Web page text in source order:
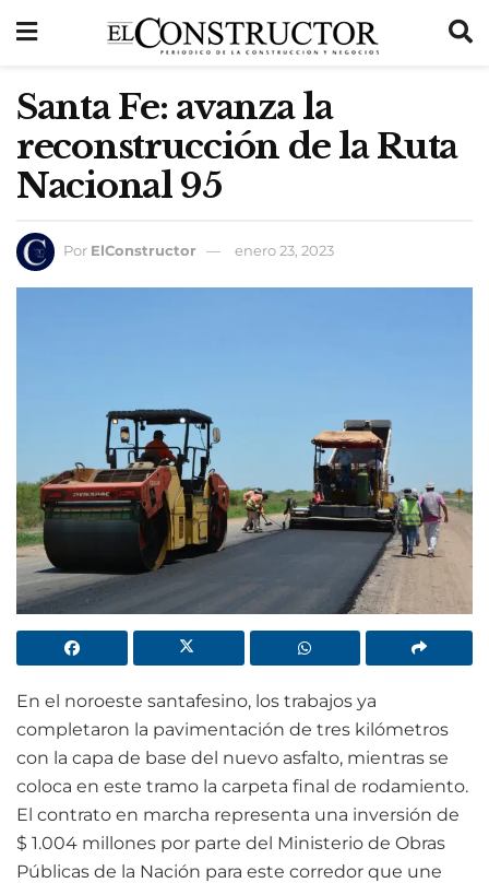
Santa Fe: avanza la
reconstrucción de la Ruta
Nacional 95
Por ElConstructor enero 23, 2023
En el noroeste santafesino, los trabajos ya
completaron la pavimentación de tres kilómetros
con la capa de base del nuevo asfalto, mientras se
coloca en este tramo la carpeta final de rodamiento.
El contrato en marcha representa una inversión de
$ 1.004 millones por parte del Ministerio de Obras
Públicas de la Nación para este corredor que une